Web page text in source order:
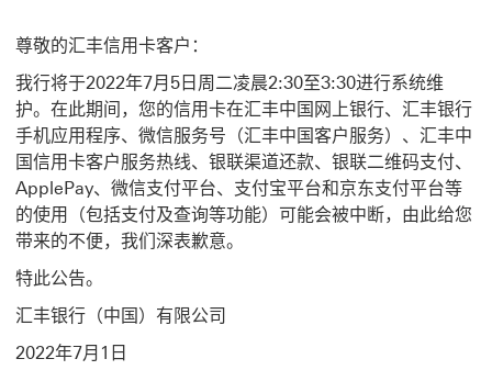
尊敬的汇丰信用卡客户：
我行将于2022年7月5日周二凌晨2:30至3:30进行系统维
护。在此期间，您的信用卡在汇丰中国网上银行、汇丰银行
手机应用程序、微信服务号（汇丰中国客户服务）、汇丰中
国信用卡客户服务热线、银联渠道还款、银联二维码支付、
ApplePay、微信支付平台、支付宝平台和京东支付平台等
的使用（包括支付及查询等功能）可能会被中断，由此给您
带来的不便，我们深表歉意。
特此公告。
汇丰银行（中国）有限公司
2022年7月1日